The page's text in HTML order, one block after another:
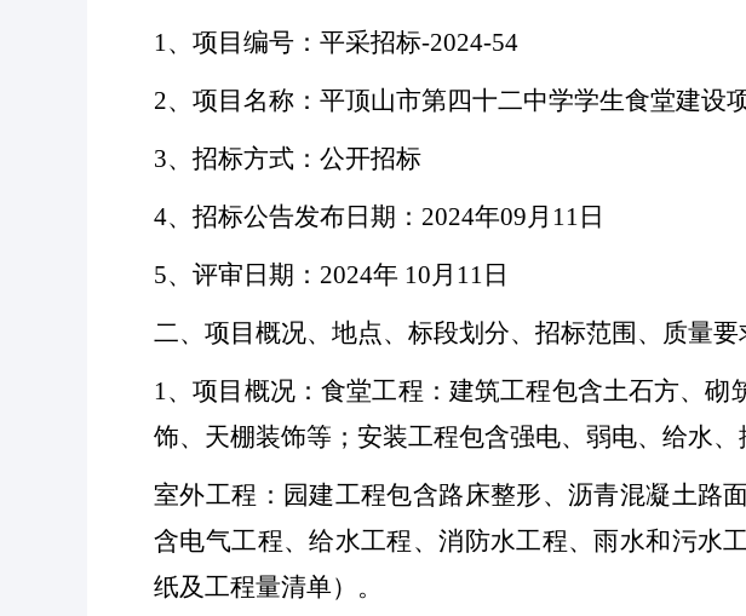
1、项目编号：平采招标-2024-54
2、项目名称：平顶山市第四十二中学学生食堂建设
3、招标方式：公开招标
4、招标公告发布日期：2024年09月11日
5、评审日期：2024年 10月11日
二、项目概况、地点、标段划分、招标范围、质量要
1、项目概况：食堂工程：建筑工程包含土石方、
饰、天棚装饰等；安装工程包含强电、弱电、给水、
室外工程：园建工程包含路床整形、沥青混凝土路
含电气工程、给水工程、消防水工程、雨水和污水
纸及工程量清单）。